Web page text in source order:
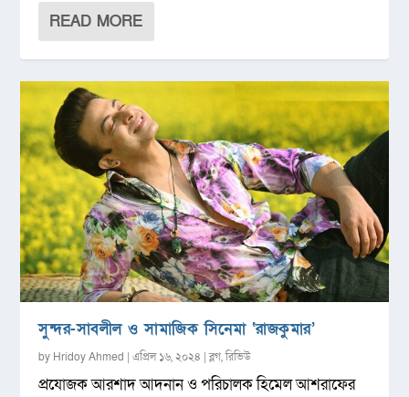
READ MORE
সুন্দর-সাবলীল ও সামাজিক সিনেমা ‘রাজকুমার’
by Hridoy Ahmed |এপ্রিল ১৬, ২০২৪ |ব্লগ,রিভিউ
প্রযোজক আরশাদ আদনান ও পরিচালক হিমেল আশরাফের